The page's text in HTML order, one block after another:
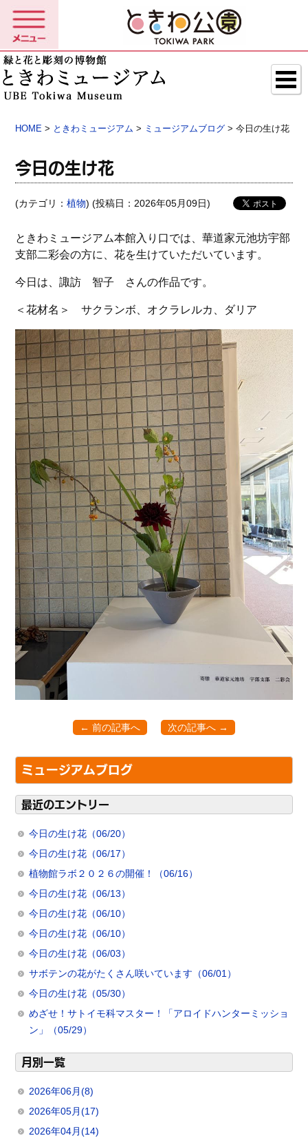
HOME > ときわミュージアム > ミュージアムブログ > 今日の生け花
今日の生け花
(カテゴリ：植物) (投稿日：2026年05月09日)
ときわミュージアム本館入り口では、華道家元池坊宇部
支部二彩会の方に、花を生けていただいています。
今日は、諏訪 智子 さんの作品です。
＜花材名＞ サクランボ、オクラレルカ、ダリア
← 前の記事へ 次の記事へ →
ミュージアムブログ
最近のエントリー
今日の生け花（06/20）
今日の生け花（06/17）
植物館ラボ２０２６の開催！（06/16）
今日の生け花（06/13）
今日の生け花（06/10）
今日の生け花（06/10）
今日の生け花（06/03）
サボテンの花がたくさん咲いています（06/01）
今日の生け花（05/30）
めざせ！サトイモ科マスター！「アロイドハンターミッショ
ン」（05/29）
月別一覧
2026年06月(8)
2026年05月(17)
2026年04月(14)